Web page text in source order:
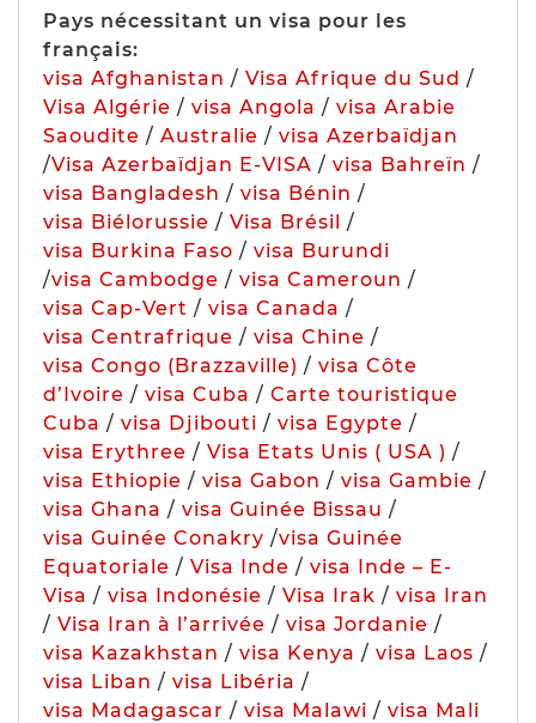
Pays nécessitant un visa pour les
français:
visa Afghanistan / Visa Afrique du Sud /
Visa Algérie / visa Angola / visa Arabie
Saoudite / Australie / visa Azerbaïdjan
/Visa Azerbaïdjan E-VISA / visa Bahreïn /
visa Bangladesh / visa Bénin /
visa Biélorussie / Visa Brésil /
visa Burkina Faso / visa Burundi
/visa Cambodge / visa Cameroun /
visa Cap-Vert / visa Canada /
visa Centrafrique / visa Chine /
visa Congo (Brazzaville) / visa Côte
d’Ivoire / visa Cuba / Carte touristique
Cuba / visa Djibouti / visa Egypte /
visa Erythree / Visa Etats Unis ( USA ) /
visa Ethiopie / visa Gabon / visa Gambie /
visa Ghana / visa Guinée Bissau /
visa Guinée Conakry /visa Guinée
Equatoriale / Visa Inde / visa Inde – E-
Visa / visa Indonésie / Visa Irak / visa Iran
/ Visa Iran à l’arrivée / visa Jordanie /
visa Kazakhstan / visa Kenya / visa Laos /
visa Liban / visa Libéria /
visa Madagascar / visa Malawi / visa Mali